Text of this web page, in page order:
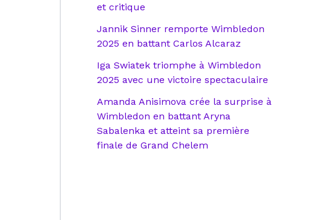
et critique
Jannik Sinner remporte Wimbledon
2025 en battant Carlos Alcaraz
Iga Swiatek triomphe à Wimbledon
2025 avec une victoire spectaculaire
Amanda Anisimova crée la surprise à
Wimbledon en battant Aryna
Sabalenka et atteint sa première
finale de Grand Chelem